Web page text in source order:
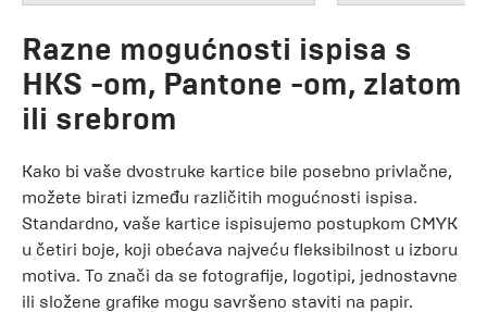
Razne mogućnosti ispisa s
HKS -om, Pantone -om, zlatom
ili srebrom
Kako bi vaše dvostruke kartice bile posebno privlačne,
možete birati između različitih mogućnosti ispisa.
Standardno, vaše kartice ispisujemo postupkom CMYK
u četiri boje, koji obećava najveću fleksibilnost u izboru
motiva. To znači da se fotografije, logotipi, jednostavne
ili složene grafike mogu savršeno staviti na papir.